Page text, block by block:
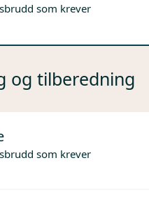
som krever
og tilberedning
som krever